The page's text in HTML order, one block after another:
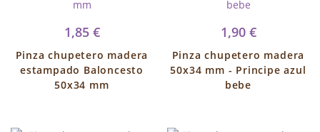
1,85 €
Pinza chupetero madera
estampado Baloncesto
50x34 mm
1,90 €
Pinza chupetero madera
50x34 mm - Principe azul
bebe